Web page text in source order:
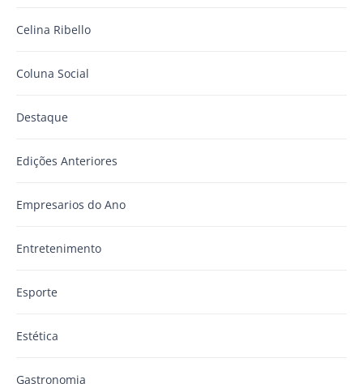
Celina Ribello
Coluna Social
Destaque
Edições Anteriores
Empresarios do Ano
Entretenimento
Esporte
Estética
Gastronomia